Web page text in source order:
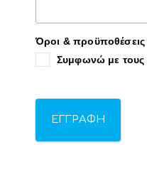
Όροι & προϋποθέσεις
Συμφωνώ με τους